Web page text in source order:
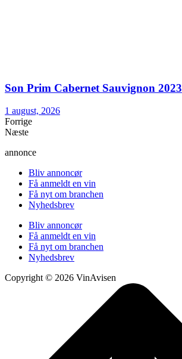
Son Prim Cabernet Sauvignon 2023
1 august, 2026
Forrige
Næste
annonce
Bliv annoncør
Få anmeldt en vin
Få nyt om branchen
Nyhedsbrev
Bliv annoncør
Få anmeldt en vin
Få nyt om branchen
Nyhedsbrev
Copyright © 2026 VinAvisen